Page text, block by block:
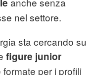
nel settore.
sta cercando su
figure junior
per i profili